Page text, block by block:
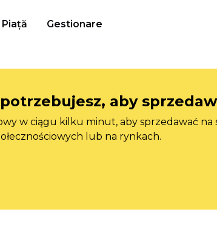
Piață Gestionare
aby
w ciągu kilku minut, aby sprzedawać na
lub na rynkach.